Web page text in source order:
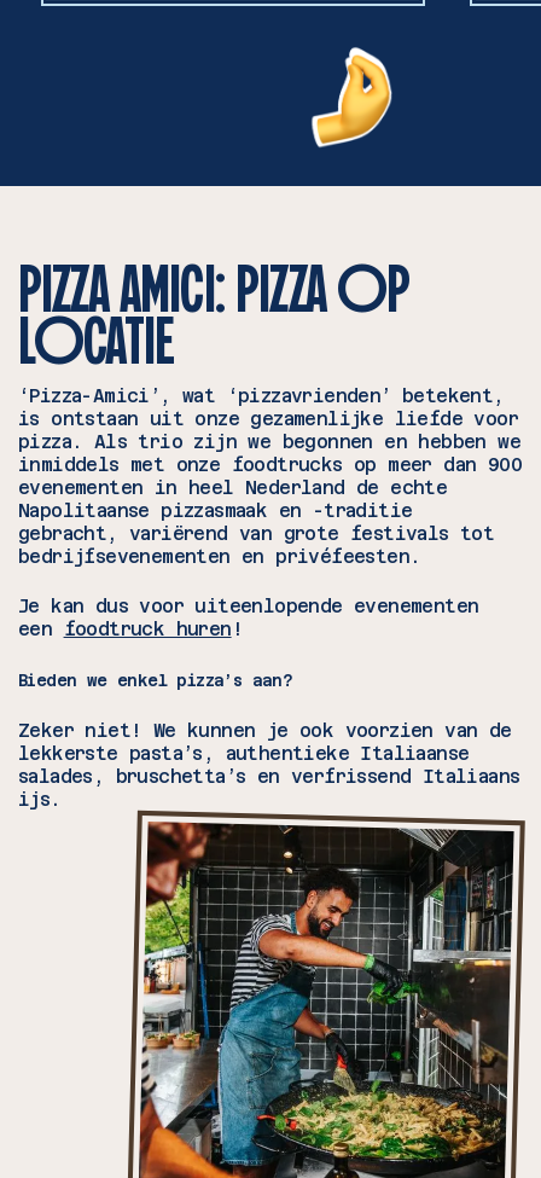
PIZZA AMICI: PIZZA OP
LOCATIE
‘Pizza-Amici’, wat ‘pizzavrienden’ betekent,
is ontstaan uit onze gezamenlijke liefde voor
pizza. Als trio zijn we begonnen en hebben we
inmiddels met onze foodtrucks op meer dan 900
evenementen in heel Nederland de echte
Napolitaanse pizzasmaak en -traditie
gebracht, variërend van grote festivals tot
bedrijfsevenementen en privéfeesten.
Je kan dus voor uiteenlopende evenementen
een foodtruck huren !
Bieden we enkel pizza’s aan?
Zeker niet! We kunnen je ook voorzien van de
lekkerste pasta’s, authentieke Italiaanse
salades, bruschetta’s en verfrissend Italiaans
ijs.